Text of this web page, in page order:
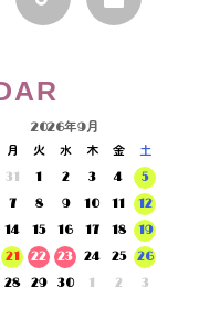
2026年9月
月 火 水 木 金
土
31 1 2 3 4
5
7 8 9 10 11
12
14 15 16 17 18
19
21 22 23 24 25
26
28 29 30 1 2 3